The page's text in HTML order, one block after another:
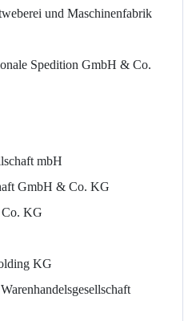
und Maschinenfabrik
Spedition GmbH & Co.
mbH
GmbH & Co. KG
KG
KG